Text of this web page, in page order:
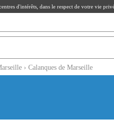
› Calanques de Marseille
d'intérêts, dans le respect de votre vie